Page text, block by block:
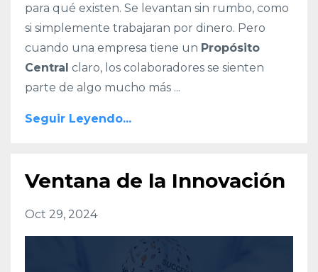
para qué existen. Se levantan sin rumbo, como
si simplemente trabajaran por dinero. Pero
cuando una empresa tiene un Propósito
Central claro, los colaboradores se sienten
parte de algo mucho más ...
Seguir Leyendo...
Ventana de la Innovación
Oct 29, 2024